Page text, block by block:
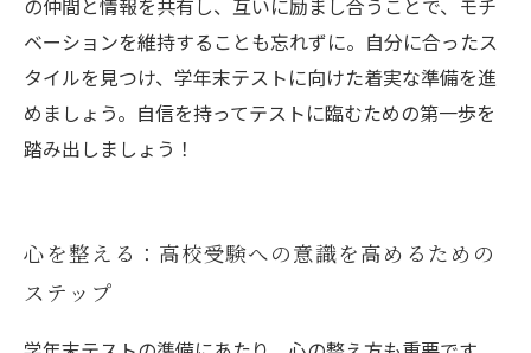
の仲間と情報を共有し、互いに励まし合うことで、モチ
ベーションを維持することも忘れずに。自分に合ったス
タイルを見つけ、学年末テストに向けた着実な準備を進
めましょう。自信を持ってテストに臨むための第一歩を
踏み出しましょう！
心を整える：高校受験への意識を高めるための
ステップ